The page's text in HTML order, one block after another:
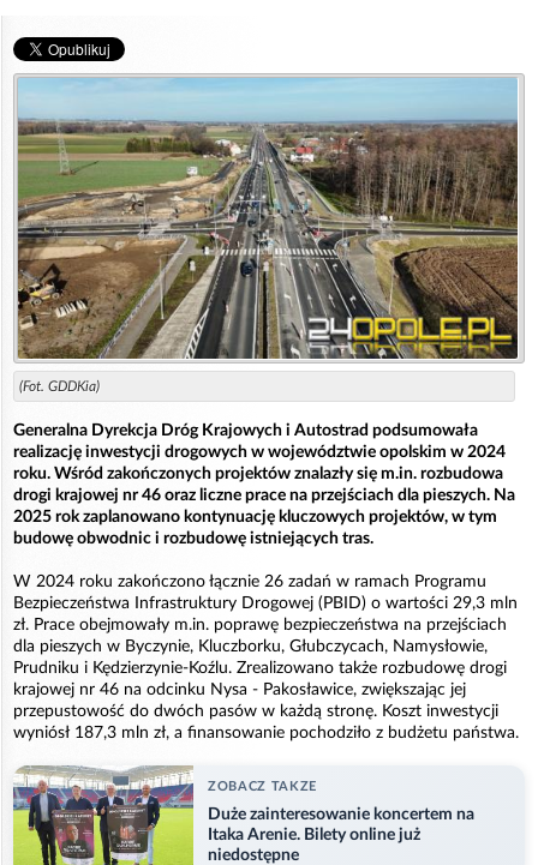
(Fot. GDDKia)
Generalna Dyrekcja Dróg Krajowych i Autostrad podsumowała
realizację inwestycji drogowych w województwie opolskim w 2024
roku. Wśród zakończonych projektów znalazły się m.in. rozbudowa
drogi krajowej nr 46 oraz liczne prace na przejściach dla pieszych. Na
2025 rok zaplanowano kontynuację kluczowych projektów, w tym
budowę obwodnic i rozbudowę istniejących tras.
W 2024 roku zakończono łącznie 26 zadań w ramach Programu
Bezpieczeństwa Infrastruktury Drogowej (PBID) o wartości 29,3 mln
zł. Prace obejmowały m.in. poprawę bezpieczeństwa na przejściach
dla pieszych w Byczynie, Kluczborku, Głubczycach, Namysłowie,
Prudniku i Kędzierzynie-Koźlu. Zrealizowano także rozbudowę drogi
krajowej nr 46 na odcinku Nysa - Pakosławice, zwiększając jej
przepustowość do dwóch pasów w każdą stronę. Koszt inwestycji
wyniósł 187,3 mln zł, a finansowanie pochodziło z budżetu państwa.
ZOBACZ TAKZE
Duże zainteresowanie koncertem na
Itaka Arenie. Bilety online już
niedostępne